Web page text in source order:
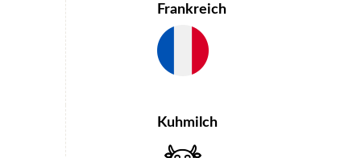
Frankreich
Kuhmilch